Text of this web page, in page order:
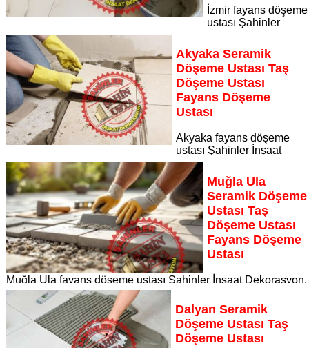
İzmir fayans döşeme
ustası Şahinler
İnşaat Dekorasyon, zeminlerinizi sanat eseri gibi işleyen
uzman kadrosuyla İzmir bölgesine özel hizmet sunuyor İzmir
seramik döşeme ustası taş döşeme ustası fayans döşeme
ustası
Sayfaya Git
Akyaka Seramik
Döşeme Ustası Taş
Döşeme Ustası
Fayans Döşeme
Ustası
Akyaka fayans döşeme
ustası Şahinler İnşaat
Dekorasyon, zeminlerinizi sanat eseri gibi işleyen uzman
kadrosuyla Akyaka bölgesine özel hizmet sunuyor Akyaka
seramik döşeme ustası taş döşeme ustası fayans döşeme
ustası
Sayfaya Git
Muğla Ula
Seramik Döşeme
Ustası Taş
Döşeme Ustası
Fayans Döşeme
Ustası
Muğla Ula fayans döşeme ustası Şahinler İnşaat Dekorasyon,
zeminlerinizi sanat eseri gibi işleyen uzman kadrosuyla Muğla
Ula bölgesine özel hizmet sunuyor
Sayfaya Git
Dalyan Seramik
Döşeme Ustası Taş
Döşeme Ustası